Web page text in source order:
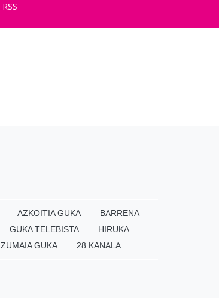
RSS
AZKOITIA GUKA
BARRENA
GUKA TELEBISTA
HIRUKA
ZUMAIA GUKA 28 KANALA